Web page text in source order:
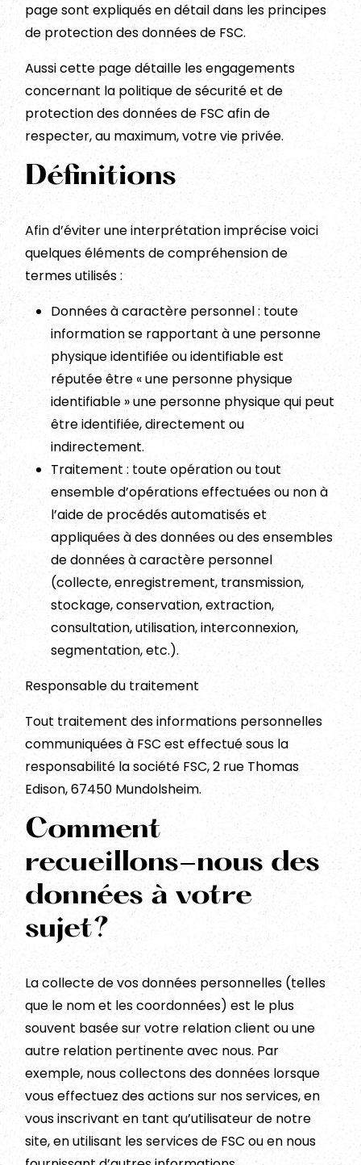
page sont expliqués en détail dans les principes
de protection des données de FSC.
Aussi cette page détaille les engagements
concernant la politique de sécurité et de
protection des données de FSC afin de
respecter, au maximum, votre vie privée.
Définitions
Afin d’éviter une interprétation imprécise voici
quelques éléments de compréhension de
termes utilisés :
Données à caractère personnel : toute
information se rapportant à une personne
physique identifiée ou identifiable est
réputée être « une personne physique
identifiable » une personne physique qui peut
être identifiée, directement ou
indirectement.
Traitement : toute opération ou tout
ensemble d’opérations effectuées ou non à
l’aide de procédés automatisés et
appliquées à des données ou des ensembles
de données à caractère personnel
(collecte, enregistrement, transmission,
stockage, conservation, extraction,
consultation, utilisation, interconnexion,
segmentation, etc.).
Responsable du traitement
Tout traitement des informations personnelles
communiquées à FSC est effectué sous la
responsabilité la société FSC, 2 rue Thomas
Edison, 67450 Mundolsheim.
Comment
recueillons-nous des
données à votre
sujet?
La collecte de vos données personnelles (telles
que le nom et les coordonnées) est le plus
souvent basée sur votre relation client ou une
autre relation pertinente avec nous. Par
exemple, nous collectons des données lorsque
vous effectuez des actions sur nos services, en
vous inscrivant en tant qu’utilisateur de notre
site, en utilisant les services de FSC ou en nous